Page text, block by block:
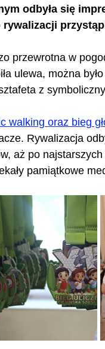
odbyła się
przewrotna w
ulewa, można
z
walking oraz bieg
Rywalizacja
aż po najstarszych
pamiątkowe